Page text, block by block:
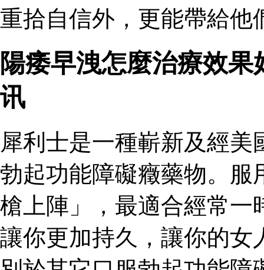
重拾自信外，更能帶給他
陽痿早洩怎麼治療效
讯
犀利士是一種嶄新及經
勃起功能障礙癥藥物。服
槍上陣」，最適合經常一
讓你更加持久，讓你的女